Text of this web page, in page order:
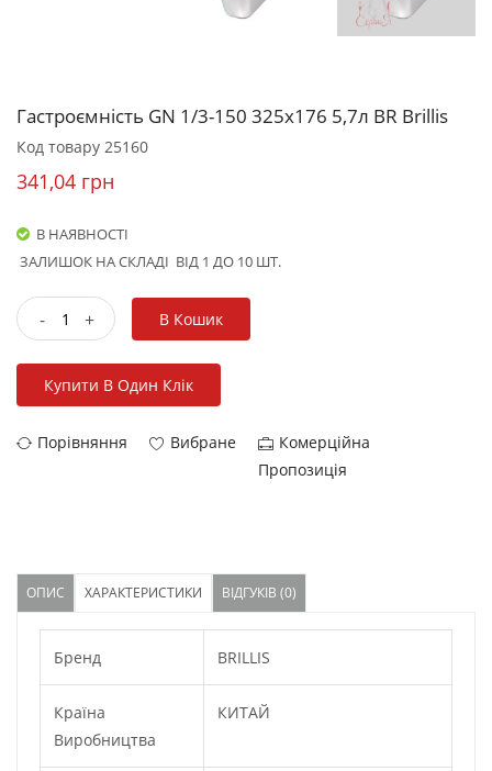
Гастроємність GN 1/3-150 325х176 5,7л BR Brillis
Код товару 25160
341,04 грн
В НАЯВНОСТІ
ЗАЛИШОК НА СКЛАДІ ВІД 1 ДО 10 ШТ.
- + В Кошик
Купити В Один Клік
Порівняння Вибране
Комерційна
Пропозиція
ОПИС ХАРАКТЕРИСТИКИ ВІДГУКІВ (0)
Бренд BRILLIS
Країна
Виробництва
КИТАЙ